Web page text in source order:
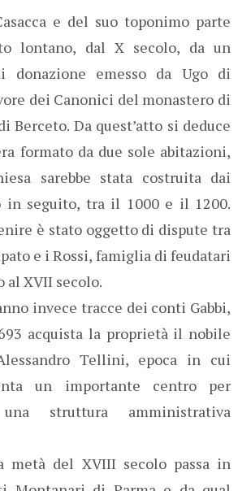
e del suo toponimo parte
lontano, dal X secolo, da un
donazione emesso da Ugo di
dei Canonici del monastero di
Berceto. Da quest’atto si deduce
formato da due sole abitazioni,
sarebbe stata costruita dai
in seguito, tra il 1000 e il 1200.
è stato oggetto di dispute tra
e i Rossi, famiglia di feudatari
al XVII secolo.
invece tracce dei conti Gabbi,
acquista la proprietà il nobile
Tellini, epoca in cui
un importante centro per
struttura amministrativa
metà del XVIII secolo passa in